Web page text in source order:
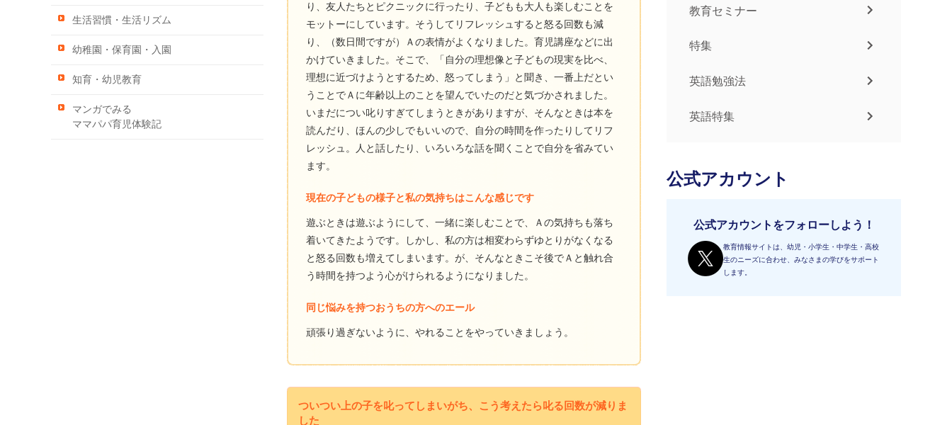
生活習慣・生活リズム
幼稚園・保育園・入園
知育・幼児教育
マンガでみる
ママパパ育児体験記
り、友人たちとピクニックに行ったり、子どもも大人も楽しむことを
モットーにしています。そうしてリフレッシュすると怒る回数も減
り、（数日間ですが）Ａの表情がよくなりました。育児講座などに出
かけていきました。そこで、「自分の理想像と子どもの現実を比べ、
理想に近づけようとするため、怒ってしまう」と聞き、一番上だとい
うことでＡに年齢以上のことを望んでいたのだと気づかされました。
いまだについ叱りすぎてしまうときがありますが、そんなときは本を
読んだり、ほんの少しでもいいので、自分の時間を作ったりしてリフ
レッシュ。人と話したり、いろいろな話を聞くことで自分を省みてい
ます。
現在の子どもの様子と私の気持ちはこんな感じです
遊ぶときは遊ぶようにして、一緒に楽しむことで、Ａの気持ちも落ち
着いてきたようです。しかし、私の方は相変わらずゆとりがなくなる
と怒る回数も増えてしまいます。が、そんなときこそ後でＡと触れ合
う時間を持つよう心がけられるようになりました。
同じ悩みを持つおうちの方へのエール
頑張り過ぎないように、やれることをやっていきましょう。
ついつい上の子を叱ってしまいがち、こう考えたら叱る回数が減りま
した
教育セミナー
特集
英語勉強法
英語特集
公式アカウント
公式アカウントをフォローしよう！
教育情報サイトは、幼児・小学生・中学生・高校
生のニーズに合わせ、みなさまの学びをサポート
します。